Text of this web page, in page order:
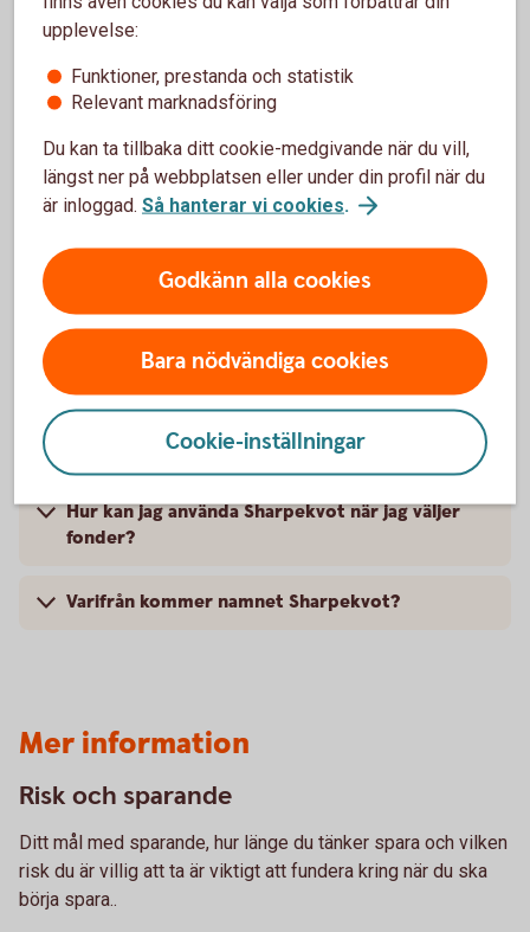
Gå till vår fondlista
Klicka på den aktuella fondens sida
Sharpekvot visas i rutan Fördjupad information
Se din fonds Sharpekvot i Fondlistan
(spara.swedbank.se)
Hur kan jag förbättra min Sharpekvot?
Hur kan jag använda Sharpekvot när jag väljer
fonder?
Varifrån kommer namnet Sharpekvot?
Mer information
Risk och sparande
Ditt mål med sparande, hur länge du tänker spara och vilken
risk du är villig att ta är viktigt att fundera kring när du ska
börja spara..
upplevelse:
Funktioner, prestanda och statistik
Relevant marknadsföring
Du kan ta tillbaka ditt cookie-medgivande när du vill,
längst ner på webbplatsen eller under din profil när du
är inloggad. Så hanterar vi cookies.
Godkänn alla cookies
Bara nödvändiga cookies
Cookie-inställningar